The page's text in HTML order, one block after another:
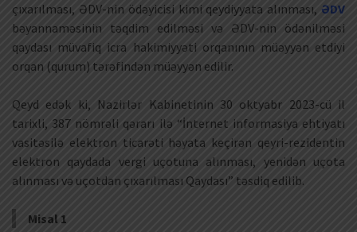
çıxarılması, ƏDV-nin ödəyicisi kimi qeydiyyata alınması, ƏDV
bəyannaməsinin təqdim edilməsi və ƏDV-nin ödənilməsi
qaydası müvafiq icra hakimiyyəti orqanının müəyyən etdiyi
orqan (qurum) tərəfindən müəyyən edilir.
Qeyd edək ki, Nazirlər Kabinetinin 30 oktyabr 2023-cü il
tarixli, 387 nömrəli qərarı ilə “İnternet informasiya ehtiyatı
vasitəsilə elektron ticarəti həyata keçirən qeyri-rezidentin
elektron qaydada vergi uçotuna alınması, yenidən uçota
alınması və uçotdan çıxarılması Qaydası” təsdiq edilib.
Misal 1